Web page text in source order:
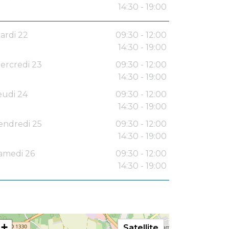
14:30 - 19:00
22
09:30 - 12:00
14:30 - 19:00
23
09:30 - 12:00
14:30 - 19:00
24
09:30 - 12:00
14:30 - 19:00
25
09:30 - 12:00
14:30 - 19:00
26
09:30 - 12:00
14:30 - 19:00